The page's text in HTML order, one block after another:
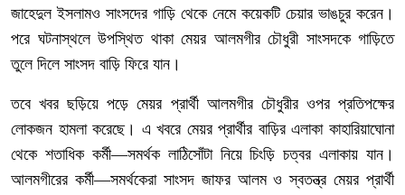
জাহেদুল ইসলামও সাংসদের গাড়ি থেকে নেমে কয়েকটি চেয়ার ভাঙচুর করেন।
পরে ঘটনাস্থলে উপস্থিত থাকা মেয়র আলমগীর চৌধুরী সাংসদকে গাড়িতে
তুলে দিলে সাংসদ বাড়ি ফিরে যান।
তবে খবর ছড়িয়ে পড়ে মেয়র প্রার্থী আলমগীর চৌধুরীর ওপর প্রতিপক্ষের
লোকজন হামলা করেছে। এ খবরে মেয়র প্রার্থীর বাড়ির এলাকা কাহারিয়াঘোনা
থেকে শতাধিক কর্মী—সমর্থক লাঠিসোঁটা নিয়ে চিংড়ি চত্বর এলাকায় যান।
আলমগীরের কর্মী—সমর্থকেরা সাংসদ জাফর আলম ও স্বতন্ত্র মেয়র প্রার্থী